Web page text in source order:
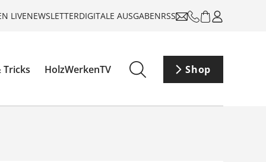
LIVENEWSLETTERDIGITALE AUSGABENRSS
Tricks HolzWerkenTV Shop